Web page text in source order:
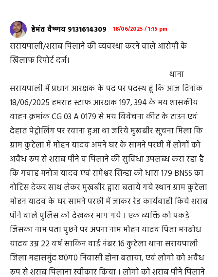
हेमंत वैष्णव 9131614309 18/06/2025 / 1:15 pm
सरायपाली/शराब पिलाने की व्यवस्था करने वाले आरोपी के
खिलाफ रिपोर्ट दर्ज।
थाना
सरायपाली में प्रधान आरक्षक के पद पर पदस्थ हूं कि आज दिनांक
18/06/2025 हमराह स्टाफ आरक्षक 197, 394 के मय शासकीय
वाहन क्रमांक CG 03 A 0179 से मय विवेचना कीट के टाउन एवं
देहात पेट्रोलिंग पर रवाना हुआ था जरिये मुखबीर सूचना मिला कि
ग्राम कुटेला में मोहन यादव अपने घर के सामने परछी में लोगों को
अवैध रूप से शराब पीने व पिलाने की सुविधा उपलब्ध करा रहा है
कि गवाह मनोज यादव एवं रामेश्वर सिन्हा को धारा 179 BNSS का
नोटिस देकर साथ लेकर मुखबीर द्वारा बताये गये स्थान ग्राम कुटेला
मोहन यादव के घर सामने परछी में जाकर रेड कार्यवाही किये शराब
पीने वाले पुलिस को देखकर भाग गये । एक व्यक्ति को पकड़े
जिसका नाम पता पुछने पर अपना नाम मोहन यादव पिता मनबोध
यादव उम्र 22 वर्ष साकिन वार्ड नंबर 16 कुटेला थाना सरायपाली
जिला महासमुंद छ0ग0 निवासी होना बताया, एवं लोगो को अवैध
रूप से शराब पिलाना स्वीकार किया । लोगो को शराब पीने पिलाने